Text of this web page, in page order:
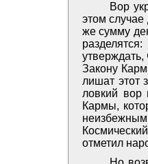
Вор
этом
же сумму
утверждать,
Закону
лишат этот
ловкий вор
Кармы,
отметил